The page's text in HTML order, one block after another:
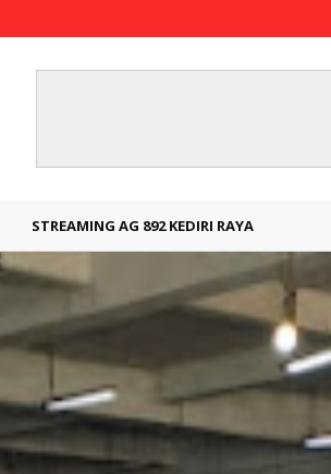
STREAMING AG 892 KEDIRI RAYA